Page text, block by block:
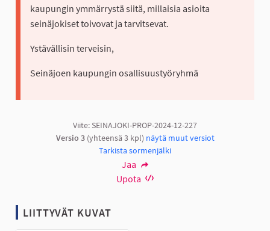
kaupungin ymmärrystä siitä, millaisia asioita
seinäjokiset toivovat ja tarvitsevat.
Ystävällisin terveisin,
Seinäjoen kaupungin osallisuustyöryhmä
Viite: SEINAJOKI-PROP-2024-12-227
Versio 3(yhteensä 3 kpl) näytä muut versiot
Tarkista sormenjälki
Jaa
Upota
LIITTYVÄT KUVAT